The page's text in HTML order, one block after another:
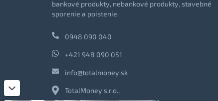
bankové produkty, nebankové produkty, stavebné
sporenie a poistenie.
0948 090 040
+421 948 090 051
info@totalmoney.sk
TotalMoney s.r.o.,